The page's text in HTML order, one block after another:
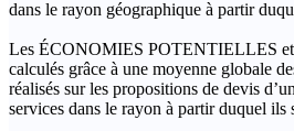
dans le rayon géographique à partir
Les ÉCONOMIES POTENTIELLES
calculés grâce à une moyenne globale
réalisés sur les propositions de devis
services dans le rayon à partir duquel ils